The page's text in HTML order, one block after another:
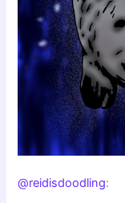
@reidisdoodling: